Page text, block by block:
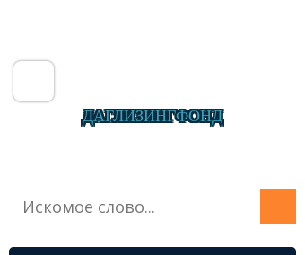
ДАГЛИЗИНГФОНД
О фонде